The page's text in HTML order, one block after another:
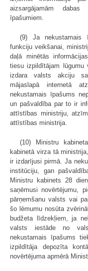
aizsargājamām dabas
īpašumiem.
(9) Ja nekustamais
funkciju veikšanai,
daļā minētās
tiesu izpildītājam lūgumu
izdara valsts akciju
mājaslapā internetā
nekustamais īpašums
un pašvaldība par to ir
attīstības ministriju,
attīstības ministrija.
(10) Ministru
kabinetā virza tā
ir izdarījusi pirmā. Ja
institūciju, gan
Ministru kabinets 28
saņēmusi novērtējumu,
pārņemšanu valsts vai
šo lēmumu nosūta
budžeta līdzekļiem, ja
valsts iestāde no
nekustamais īpašums
izpildītāja depozīta
novērtējuma apmērā